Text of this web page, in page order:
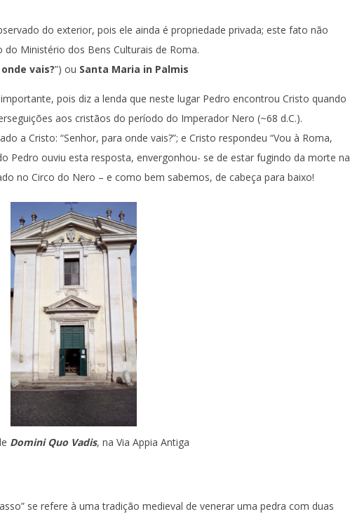
do exterior, pois ele ainda é propriedade privada; este fato não
Ministério dos Bens Culturais de Roma.
vais?”) ou Santa Maria in Palmis
pois diz a lenda que neste lugar Pedro encontrou Cristo quando
aos cristãos do período do Imperador Nero (~68 d.C.).
a Cristo: “Senhor, para onde vais?”; e Cristo respondeu “Vou à Roma,
Pedro ouviu esta resposta, envergonhou- se de estar fugindo da morte na
no Circo do Nero – e como bem sabemos, de cabeça para baixo!
Domini Quo Vadis, na Via Appia Antiga
se refere à uma tradição medieval de venerar uma pedra com duas